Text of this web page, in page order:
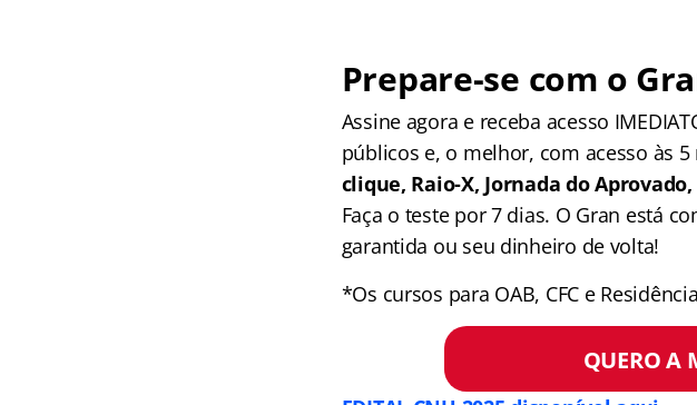
Prepare-se com o
Assine agora e receba acesso
públicos e, o melhor, com acesso às
clique, Raio-X, Jornada do
Faça o teste por 7 dias. O Gran está
garantida ou seu dinheiro de volta!
*Os cursos para OAB, CFC e
QUERO A